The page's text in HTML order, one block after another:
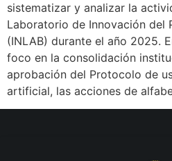
sistematizar y analizar la
Laboratorio de Innovación del
(INLAB) durante el año 2025.
foco en la consolidación
aprobación del Protocolo de
artificial, las acciones de